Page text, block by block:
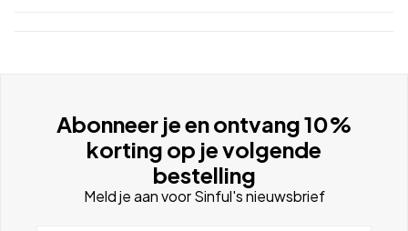
Abonneer je en ontvang 10%
korting op je volgende
bestelling
Meld je aan voor Sinful's nieuwsbrief